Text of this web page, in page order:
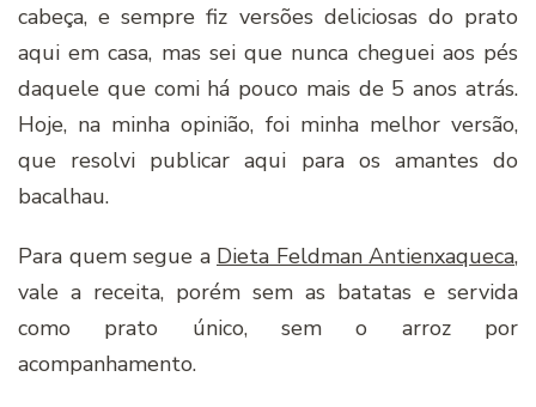
cabeça, e sempre fiz versões deliciosas do prato
aqui em casa, mas sei que nunca cheguei aos pés
daquele que comi há pouco mais de 5 anos atrás.
Hoje, na minha opinião, foi minha melhor versão,
que resolvi publicar aqui para os amantes do
bacalhau.
Para quem segue a Dieta Feldman Antienxaqueca,
vale a receita, porém sem as batatas e servida
como prato único, sem o arroz por
acompanhamento.